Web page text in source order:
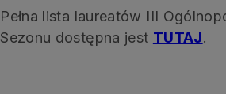
Pełna lista laureatów III
Sezonu dostępna jest TUTAJ.